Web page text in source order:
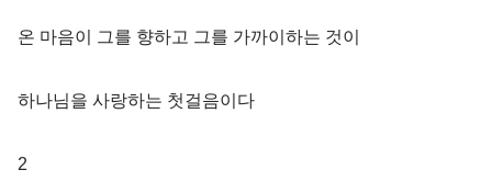
온 마음이 그를 향하고 그를 가까이하는 것이
하나님을 사랑하는 첫걸음이다
2